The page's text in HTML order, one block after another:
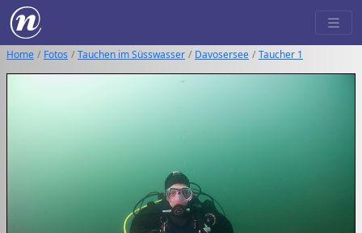
Home Fotos Tauchen im Süsswasser Davosersee Taucher 1